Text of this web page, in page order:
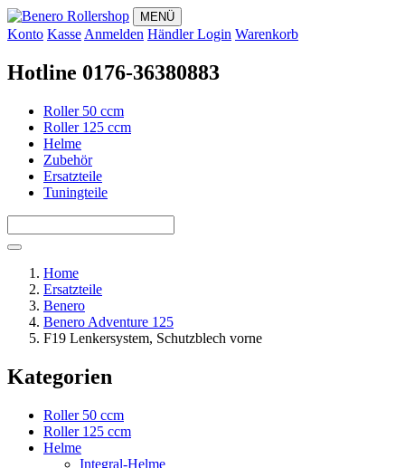
MENÜ
Konto Kasse Anmelden Händler Login Warenkorb
Hotline 0176-36380883
Roller 50 ccm
Roller 125 ccm
Helme
Zubehör
Ersatzteile
Tuningteile
Home
Ersatzteile
Benero
Benero Adventure 125
F19 Lenkersystem, Schutzblech vorne
Kategorien
Roller 50 ccm
Roller 125 ccm
Helme
Integral-Helme